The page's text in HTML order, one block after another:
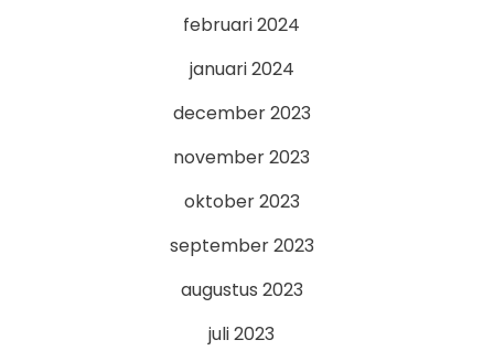
februari 2024
januari 2024
december 2023
november 2023
oktober 2023
september 2023
augustus 2023
juli 2023